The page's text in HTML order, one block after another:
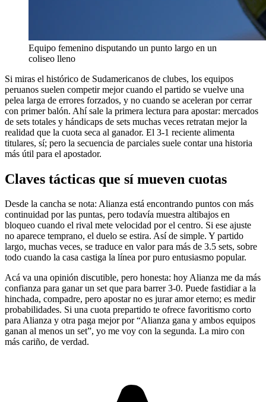
Equipo femenino disputando un punto largo en un
coliseo lleno
Si miras el histórico de Sudamericanos de clubes, los equipos
peruanos suelen competir mejor cuando el partido se vuelve una
pelea larga de errores forzados, y no cuando se aceleran por cerrar
con primer balón. Ahí sale la primera lectura para apostar: mercados
de sets totales y hándicaps de sets muchas veces retratan mejor la
realidad que la cuota seca al ganador. El 3-1 reciente alimenta
titulares, sí; pero la secuencia de parciales suele contar una historia
más útil para el apostador.
Claves tácticas que sí mueven cuotas
Desde la cancha se nota: Alianza está encontrando puntos con más
continuidad por las puntas, pero todavía muestra altibajos en
bloqueo cuando el rival mete velocidad por el centro. Si ese ajuste
no aparece temprano, el duelo se estira. Así de simple. Y partido
largo, muchas veces, se traduce en valor para más de 3.5 sets, sobre
todo cuando la casa castiga la línea por puro entusiasmo popular.
Acá va una opinión discutible, pero honesta: hoy Alianza me da más
confianza para ganar un set que para barrer 3-0. Puede fastidiar a la
hinchada, compadre, pero apostar no es jurar amor eterno; es medir
probabilidades. Si una cuota prepartido te ofrece favoritismo corto
para Alianza y otra paga mejor por “Alianza gana y ambos equipos
ganan al menos un set”, yo me voy con la segunda. La miro con
más cariño, de verdad.